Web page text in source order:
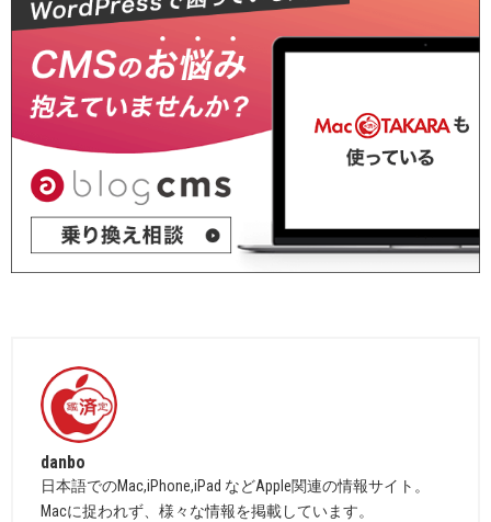
danbo
日本語でのMac,iPhone,iPad などApple関連の情報サイト。
Macに捉われず、様々な情報を掲載しています。